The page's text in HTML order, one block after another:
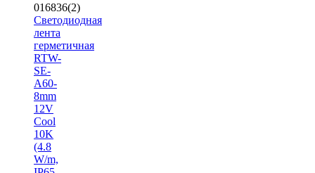
016836(2)
Светодиодная
лента
герметичная
RTW-
SE-
A60-
8mm
12V
Cool
10K
(4.8
W/m,